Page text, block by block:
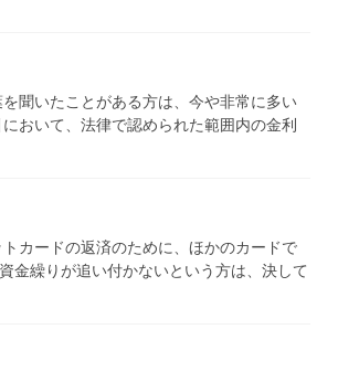
聞いたことがある方は、今や非常に多い
おいて、法律で認められた範囲内の金利
カードの返済のために、ほかのカードで
金繰りが追い付かないという方は、決して